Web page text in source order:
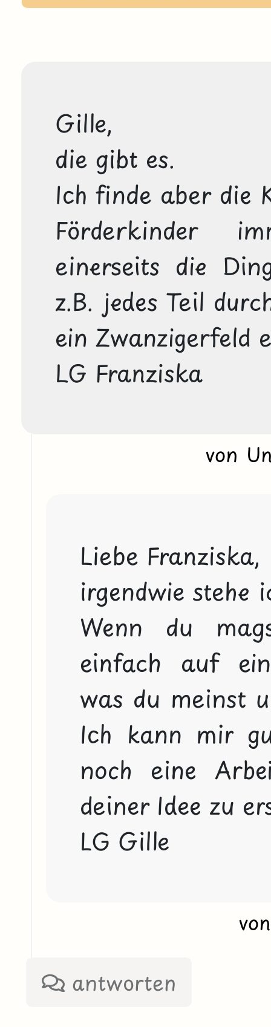
Gille,
die gibt es.
Ich finde aber die
Förderkinder
einerseits die
z.B. jedes Teil
ein Zwanzigerfeld
LG Franziska
von
Liebe Franziska,
irgendwie stehe
Wenn du
einfach auf
was du meinst
Ich kann mir
noch eine
deiner Idee zu
LG Gille
antworten